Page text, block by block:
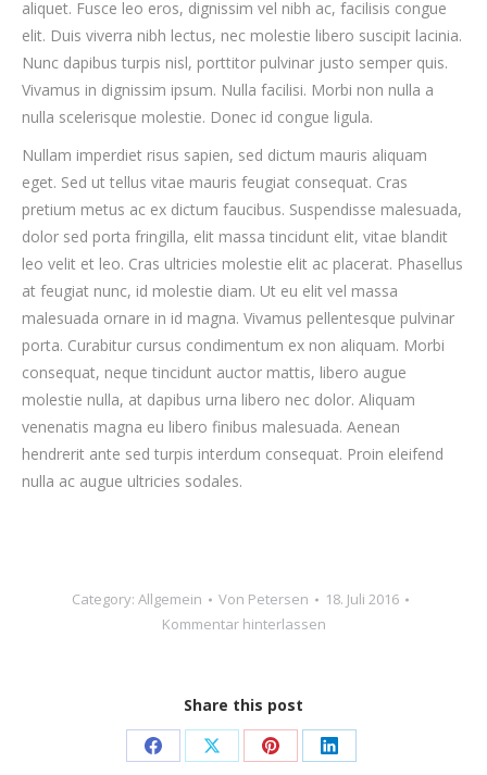
aliquet. Fusce leo eros, dignissim vel nibh ac, facilisis congue
elit. Duis viverra nibh lectus, nec molestie libero suscipit lacinia.
Nunc dapibus turpis nisl, porttitor pulvinar justo semper quis.
Vivamus in dignissim ipsum. Nulla facilisi. Morbi non nulla a
nulla scelerisque molestie. Donec id congue ligula.
Nullam imperdiet risus sapien, sed dictum mauris aliquam
eget. Sed ut tellus vitae mauris feugiat consequat. Cras
pretium metus ac ex dictum faucibus. Suspendisse malesuada,
dolor sed porta fringilla, elit massa tincidunt elit, vitae blandit
leo velit et leo. Cras ultricies molestie elit ac placerat. Phasellus
at feugiat nunc, id molestie diam. Ut eu elit vel massa
malesuada ornare in id magna. Vivamus pellentesque pulvinar
porta. Curabitur cursus condimentum ex non aliquam. Morbi
consequat, neque tincidunt auctor mattis, libero augue
molestie nulla, at dapibus urna libero nec dolor. Aliquam
venenatis magna eu libero finibus malesuada. Aenean
hendrerit ante sed turpis interdum consequat. Proin eleifend
nulla ac augue ultricies sodales.
Category: Allgemein Von Petersen
18. Juli 2016
Kommentar hinterlassen
Share this post
Teilen Teilen Teilen Teilen